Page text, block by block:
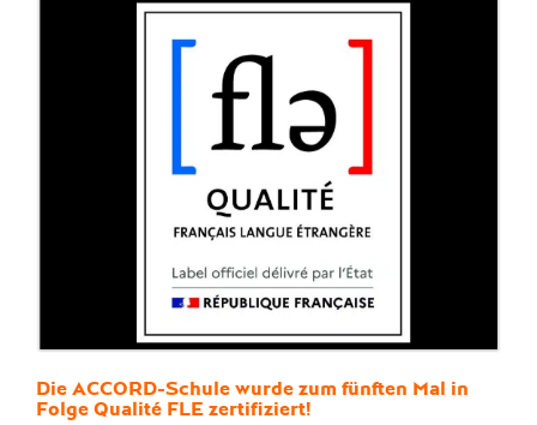
Die ACCORD-Schule wurde zum fünften Mal in
Folge Qualité FLE zertifiziert!